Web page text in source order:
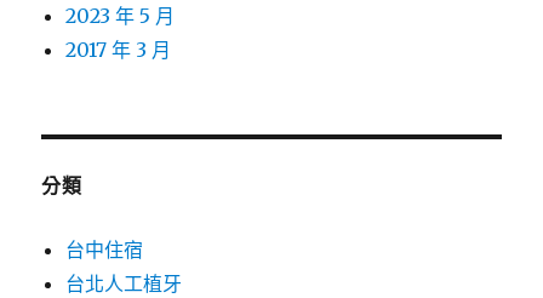
2023 年 5 月
2017 年 3 月
分類
台中住宿
台北人工植牙